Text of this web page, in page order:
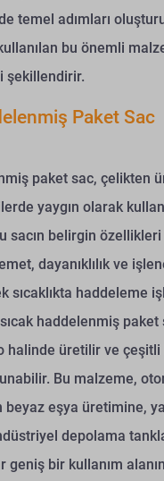
temel adımları
bu önemli
şekillendirir.
Paket Sac
paket sac, çelikten
yaygın olarak
sacın belirgin özellikleri
dayanıklılık ve
sıcaklıkta haddeleme
haddelenmiş paket
halinde üretilir ve çeşitli
Bu malzeme,
eşya üretimine,
depolama
geniş bir kullanım